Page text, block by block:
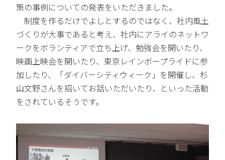
策の事例についての発表をいただきました。
制度を作るだけでよしとするのではなく、社内風土
づくりが大事であると考え、社内にアライのネットワ
ークをボランティアで立ち上げ、勉強会を開いたり、
映画上映会を開いたり、東京レインボープライドに参
加したり、「ダイバーシティウィーク」を開催し、杉
山文野さんを招いてお話いただいたり、といった活動
をされているそうです。